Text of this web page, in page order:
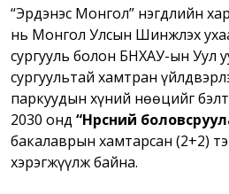
“Эрдэнэс Монгол” нэгдлийн
нь Монгол Улсын Шинжлэх
сургууль болон БНХАУ-ын Уул
сургуультай хамтран
паркуудын хүний нөөцийг
2030 онд “Нүүрсний
бакалаврын хамтарсан (2+2)
хэрэгжүүлж байна.